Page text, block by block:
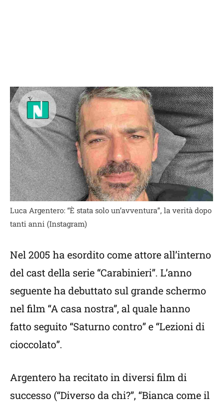
Luca Argentero: “È stata solo un’avventura”, la verità dopo
tanti anni (Instagram)
Nel 2005 ha esordito come attore all’interno
del cast della serie “Carabinieri”. L’anno
seguente ha debuttato sul grande schermo
nel film “A casa nostra”, al quale hanno
fatto seguito “Saturno contro” e “Lezioni di
cioccolato”.
Argentero ha recitato in diversi film di
successo (“Diverso da chi?”, “Bianca come il